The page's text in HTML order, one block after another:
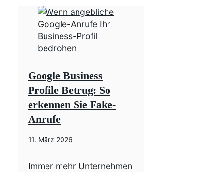
Google Business
Profile Betrug: So
erkennen Sie Fake-
Anrufe
11. März 2026
Immer mehr Unternehmen